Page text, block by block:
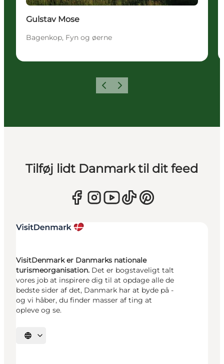
Gulstav Mose
Bagenkop, Fyn og øerne
ForrigeNæste
Tilføj lidt Danmark til dit feed
VisitDenmark er Danmarks nationale
turismeorganisation. Det er bogstaveligt talt
vores job at inspirere dig til at opdage alle de
bedste sider af det, Danmark har at byde på -
og vi håber, du finder masser af ting at
opleve og se.
Vælg sprog